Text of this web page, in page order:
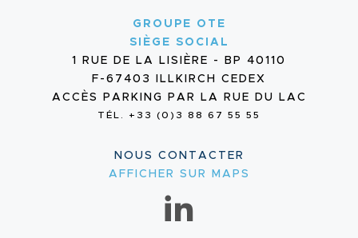
GROUPE OTE
SIÈGE SOCIAL
1 RUE DE LA LISIÈRE - BP 40110
F-67403 ILLKIRCH CEDEX
ACCÈS PARKING PAR LA RUE DU LAC
TÉL. +33 (0)3 88 67 55 55
NOUS CONTACTER
AFFICHER SUR MAPS